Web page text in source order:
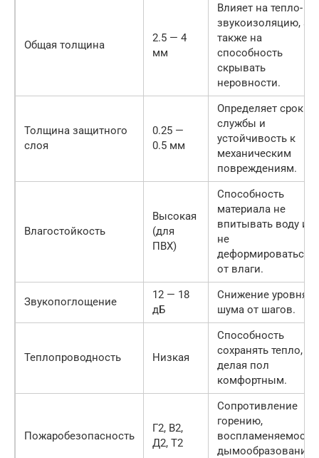
Общая толщина
2.5 — 4
мм
Влияет на тепло- и
звукоизоляцию, а
также на
способность
скрывать
неровности.
Толщина защитного
слоя
0.25 —
0.5 мм
Определяет срок
службы и
устойчивость к
механическим
повреждениям.
Влагостойкость
Высокая
(для
ПВХ)
Способность
материала не
впитывать воду и
не
деформироваться
от влаги.
Звукопоглощение
12 — 18
дБ
Снижение уровня
шума от шагов.
Теплопроводность Низкая
Способность
сохранять тепло,
делая пол
комфортным.
Пожаробезопасность
Г2, В2,
Д2, Т2
Сопротивление
горению,
воспламеняемости,
дымообразованию